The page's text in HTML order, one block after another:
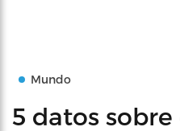
Mundo
5 datos